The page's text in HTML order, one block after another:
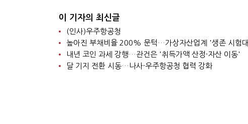
이 기자의 최신글
(인사)우주항공청
높아진 부채비율 200% 문턱…가상자산업계 '생존 시험
내년 코인 과세 강행…관건은 '취득가액 산정·자산 이동'
달 기지 전환 시동…나사·우주항공청 협력 강화